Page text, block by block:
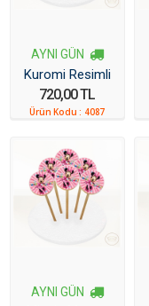
AYNI GÜN
Kuromi Resimli
Kurabiye 6 Adet
720,00 TL
Ürün Kodu : 4087
AYNI GÜN